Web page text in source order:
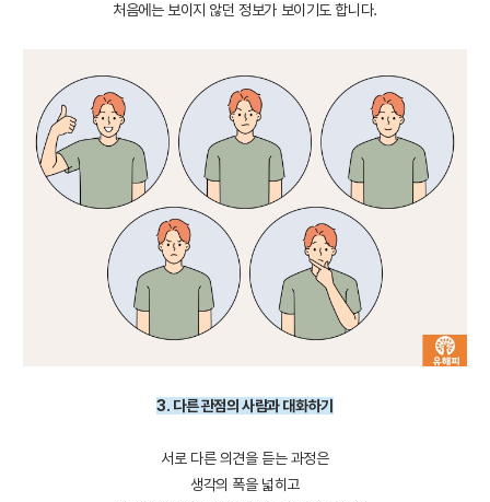
처음에는 보이지 않던 정보가 보이기도 합니다.
3. 다른 관점의 사람과 대화하기
서로 다른 의견을 듣는 과정은
생각의 폭을 넓히고